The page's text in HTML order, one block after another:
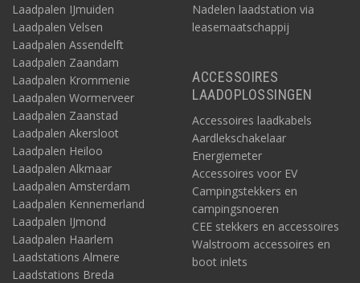
Laadpalen IJmuiden
Laadpalen Velsen
Laadpalen Assendelft
Laadpalen Zaandam
Laadpalen Krommenie
Laadpalen Wormerveer
Laadpalen Zaanstad
Laadpalen Akersloot
Laadpalen Heiloo
Laadpalen Alkmaar
Laadpalen Amsterdam
Laadpalen Kennemerland
Laadpalen IJmond
Laadpalen Haarlem
Laadstations Almere
Laadstations Breda
Nadelen laadstation via
leasemaatschappij
ACCESSOIRES
LAADOPLOSSINGEN
Accessoires laadkabels
Aardlekschakelaar
Energiemeter
Accessoires voor EV
Campingstekkers en
campingsnoeren
CEE stekkers en accessoires
Walstroom accessoires en
boot inlets